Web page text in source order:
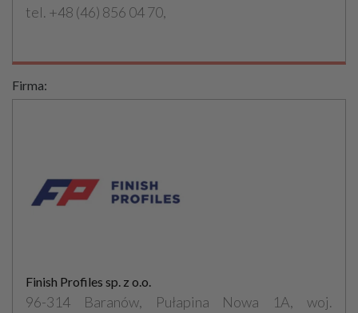
tel. +48 (46) 856 04 70,
Firma:
Finish Profiles sp. z o.o.
96-314 Baranów, Pułapina Nowa 1A, woj.